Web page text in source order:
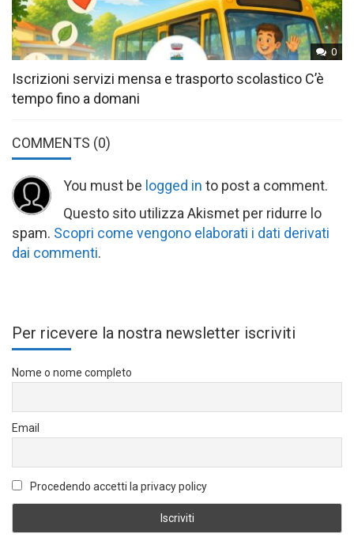
0
Iscrizioni servizi mensa e trasporto scolastico C’è
tempo fino a domani
COMMENTS (0)
You must be logged in to post a comment.
Questo sito utilizza Akismet per ridurre lo
spam. Scopri come vengono elaborati i dati derivati
dai commenti.
Per ricevere la nostra newsletter iscriviti
Nome o nome completo
Email
Procedendo accetti la privacy policy